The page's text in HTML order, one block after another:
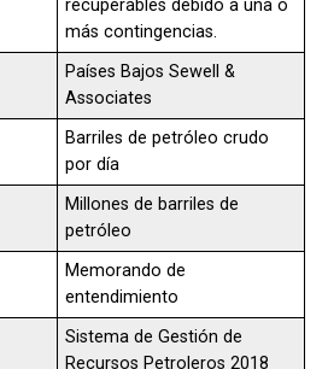
recuperables debido a una o
más contingencias.
Países Bajos Sewell &
Associates
Barriles de petróleo crudo
por día
Millones de barriles de
petróleo
Memorando de
entendimiento
Sistema de Gestión de
Recursos Petroleros 2018